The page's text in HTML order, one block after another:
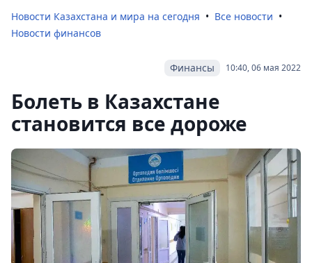
Новости Казахстана и мира на сегодня
Все новости
Новости финансов
10:40, 06 мая 2022
Финансы
Болеть в Казахстане
становится все дороже